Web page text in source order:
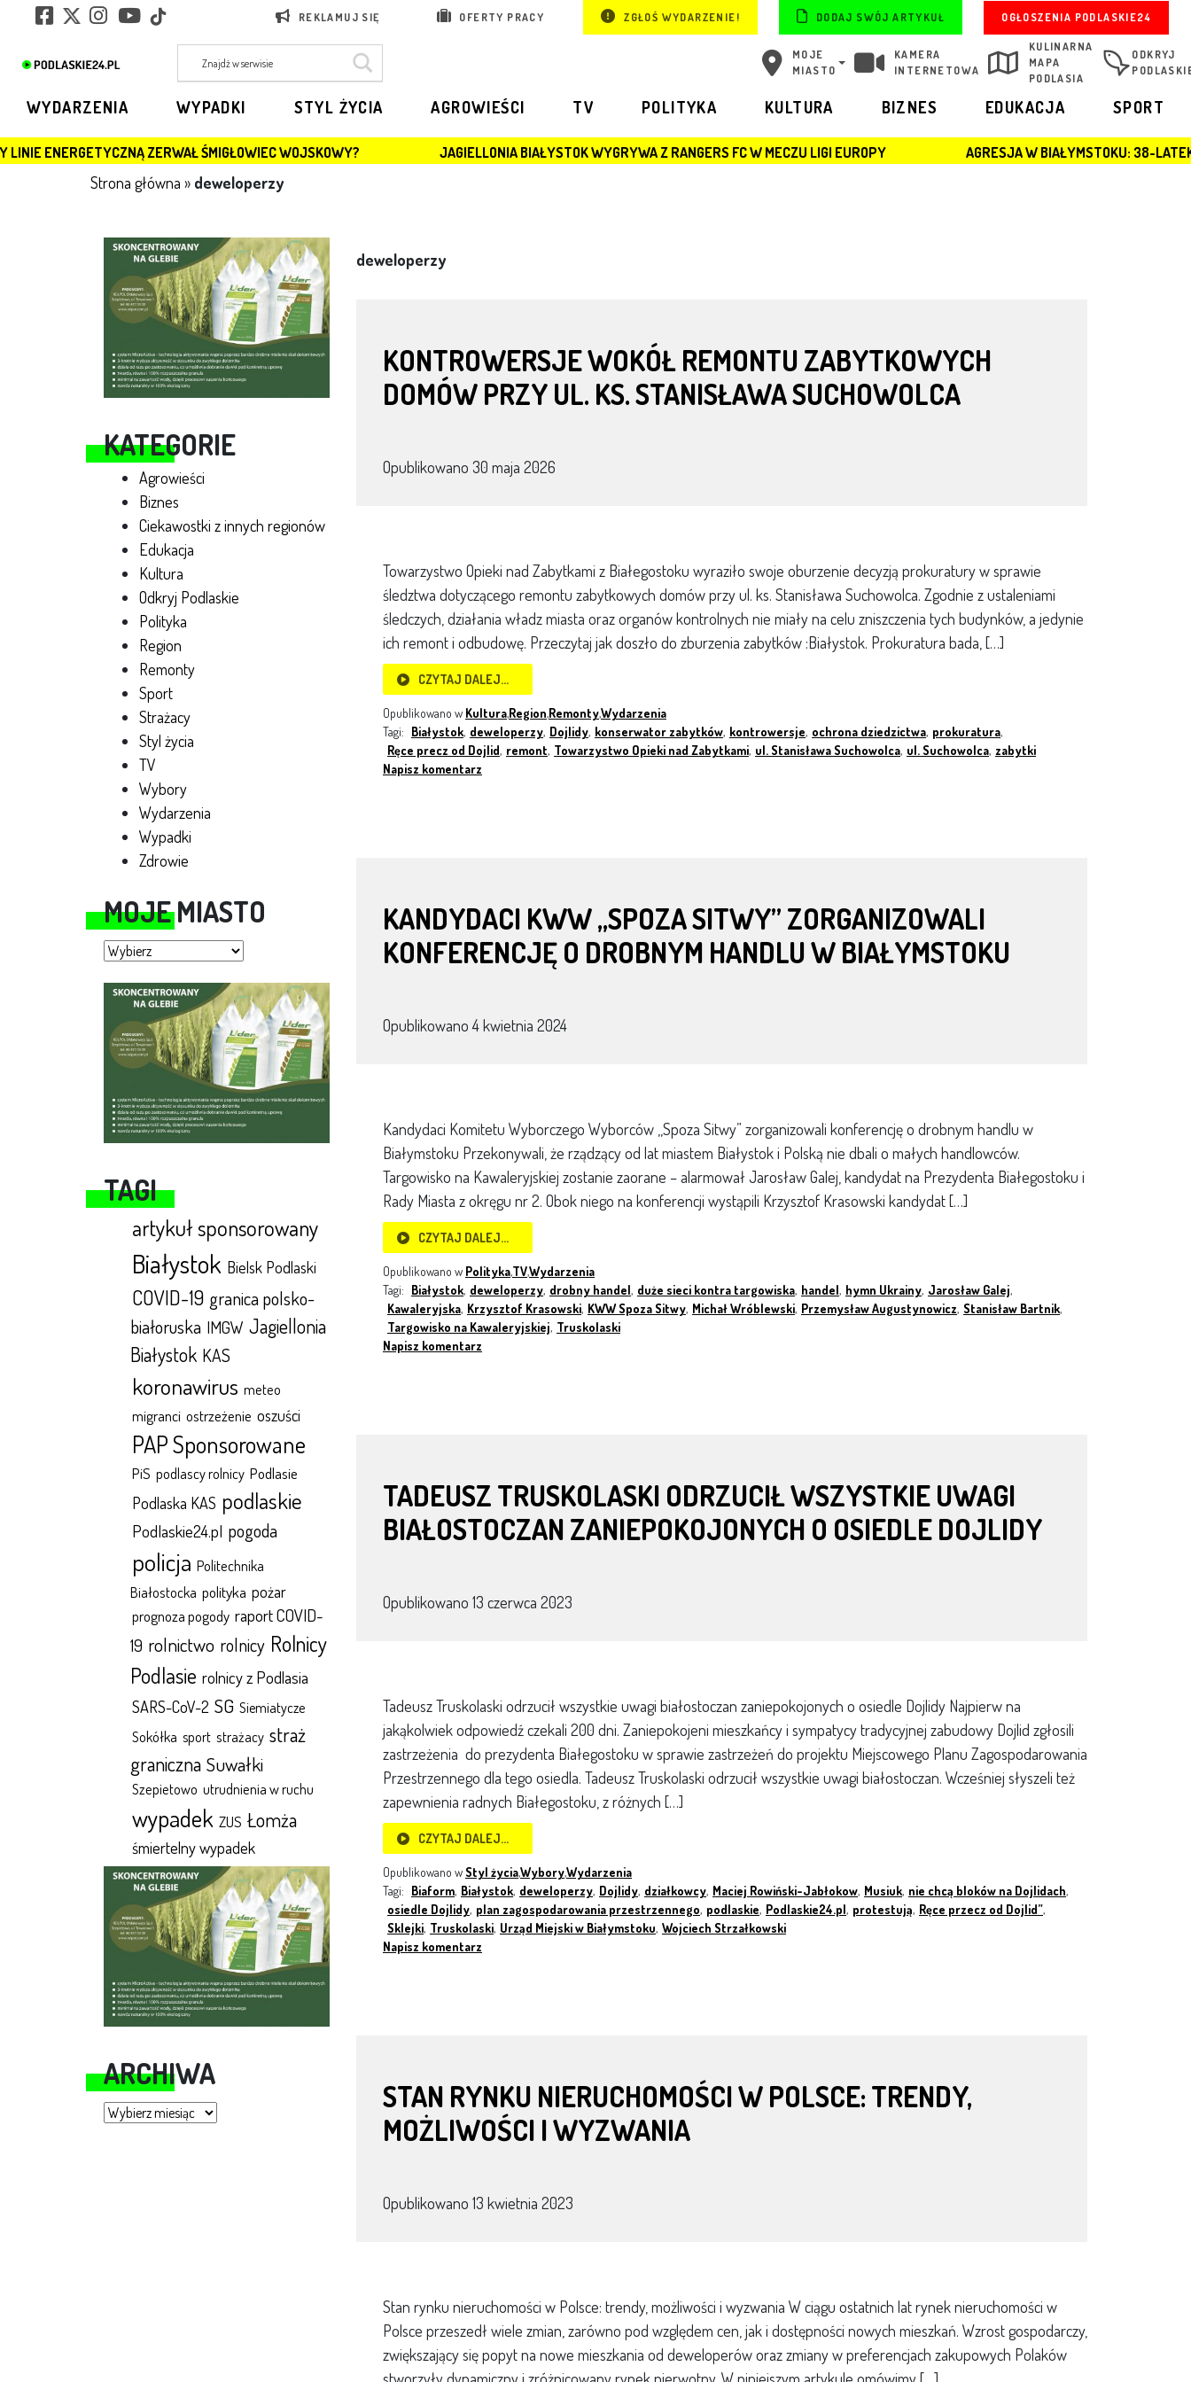
REKLAMUJ SIĘ OFERTY PRACY ZGŁOŚ WYDARZENIE! DODAJ SWÓJ ARTYKUŁ OGŁOSZENIA PODLASKIE24
MOJE
MIASTO
KAMERA
INTERNETOWA
KULINARNA
MAPA
PODLASIA
ODKRYJ
WYDARZENIA WYPADKI STYL ŻYCIA AGROWIEŚCI TV POLITYKA KULTURA BIZNES EDUKACJA SPORT
ZERWAŁ ŚMIGŁOWIEC WOJSKOWY? JAGIELLONIA BIAŁYSTOK WYGRYWA Z RANGERS FC W MECZU LIGI EUROPY AGRESJA W BIAŁYMSTOKU: 38-LATEK ZATRZYMANY
Strona główna » deweloperzy
KATEGORIE
Agrowieści
Biznes
Ciekawostki z innych regionów
Edukacja
Kultura
Odkryj Podlaskie
Polityka
Region
Remonty
Sport
Strażacy
Styl życia
TV
Wybory
Wydarzenia
Wypadki
Zdrowie
MOJE MIASTO
Moje miasto
TAGI
artykuł sponsorowany
Białystok Bielsk Podlaski
COVID-19 granica polsko-
białoruska IMGW Jagiellonia
Białystok KAS
koronawirus meteo
migranci ostrzeżenie oszuści
PAP Sponsorowane
PiS podlascy rolnicy Podlasie
Podlaska KAS podlaskie
Podlaskie24.pl pogoda
policja Politechnika
Białostocka polityka pożar
prognoza pogody raport COVID-
19 rolnictwo rolnicy Rolnicy
Podlasie rolnicy z Podlasia
SARS-CoV-2 SG Siemiatycze
Sokółka sport strażacy straż
graniczna Suwałki
Szepietowo utrudnienia w ruchu
wypadek ZUS Łomża
śmiertelny wypadek
ARCHIWA
Archiwa
deweloperzy
KONTROWERSJE WOKÓŁ REMONTU ZABYTKOWYCH
DOMÓW PRZY UL. KS. STANISŁAWA SUCHOWOLCA
Opublikowano 30 maja 2026
Towarzystwo Opieki nad Zabytkami z Białegostoku wyraziło swoje oburzenie decyzją prokuratury w sprawie
śledztwa dotyczącego remontu zabytkowych domów przy ul. ks. Stanisława Suchowolca. Zgodnie z ustaleniami
śledczych, działania władz miasta oraz organów kontrolnych nie miały na celu zniszczenia tych budynków, a jedynie
ich remont i odbudowę. Przeczytaj jak doszło do zburzenia zabytków :Białystok. Prokuratura bada, […]
CZYTAJ DALEJ…
Opublikowano w Kultura,Region,Remonty,Wydarzenia
Tagi: Białystok, deweloperzy, Dojlidy, konserwator zabytków, kontrowersje, ochrona dziedzictwa, prokuratura,
Ręce precz od Dojlid, remont, Towarzystwo Opieki nad Zabytkami, ul. Stanisława Suchowolca, ul. Suchowolca, zabytki
Napisz komentarz
KANDYDACI KWW ,,SPOZA SITWY” ZORGANIZOWALI
KONFERENCJĘ O DROBNYM HANDLU W BIAŁYMSTOKU
Opublikowano 4 kwietnia 2024
Kandydaci Komitetu Wyborczego Wyborców ,,Spoza Sitwy” zorganizowali konferencję o drobnym handlu w
Białymstoku Przekonywali, że rządzący od lat miastem Białystok i Polską nie dbali o małych handlowców.
Targowisko na Kawaleryjskiej zostanie zaorane – alarmował Jarosław Galej, kandydat na Prezydenta Białegostoku i
Rady Miasta z okręgu nr 2. Obok niego na konferencji wystąpili Krzysztof Krasowski kandydat […]
CZYTAJ DALEJ…
Opublikowano w Polityka,TV,Wydarzenia
Tagi: Białystok, deweloperzy, drobny handel, duże sieci kontra targowiska, handel, hymn Ukrainy, Jarosław Galej,
Kawaleryjska, Krzysztof Krasowski, KWW Spoza Sitwy, Michał Wróblewski, Przemysław Augustynowicz, Stanisław Bartnik,
Targowisko na Kawaleryjskiej, Truskolaski
Napisz komentarz
TADEUSZ TRUSKOLASKI ODRZUCIŁ WSZYSTKIE UWAGI
BIAŁOSTOCZAN ZANIEPOKOJONYCH O OSIEDLE DOJLIDY
Opublikowano 13 czerwca 2023
Tadeusz Truskolaski odrzucił wszystkie uwagi białostoczan zaniepokojonych o osiedle Dojlidy Najpierw na
jakąkolwiek odpowiedź czekali 200 dni. Zaniepokojeni mieszkańcy i sympatycy tradycyjnej zabudowy Dojlid zgłosili
zastrzeżenia do prezydenta Białegostoku w sprawie zastrzeżeń do projektu Miejscowego Planu Zagospodarowania
Przestrzennego dla tego osiedla. Tadeusz Truskolaski odrzucił wszystkie uwagi białostoczan. Wcześniej słyszeli też
zapewnienia radnych Białegostoku, z różnych […]
CZYTAJ DALEJ…
Opublikowano w Styl życia,Wybory,Wydarzenia
Tagi: Biaform, Białystok, deweloperzy, Dojlidy, działkowcy, Maciej Rowiński-Jabłokow, Musiuk, nie chcą bloków na Dojlidach,
osiedle Dojlidy, plan zagospodarowania przestrzennego, podlaskie, Podlaskie24.pl, protestują, Ręce przecz od Dojlid”,
Sklejki, Truskolaski, Urząd Miejski w Białymstoku, Wojciech Strzałkowski
Napisz komentarz
STAN RYNKU NIERUCHOMOŚCI W POLSCE: TRENDY,
MOŻLIWOŚCI I WYZWANIA
Opublikowano 13 kwietnia 2023
Stan rynku nieruchomości w Polsce: trendy, możliwości i wyzwania W ciągu ostatnich lat rynek nieruchomości w
Polsce przeszedł wiele zmian, zarówno pod względem cen, jak i dostępności nowych mieszkań. Wzrost gospodarczy,
zwiększający się popyt na nowe mieszkania od deweloperów oraz zmiany w preferencjach zakupowych Polaków